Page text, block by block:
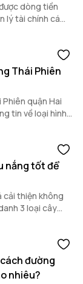
dòng tiền
lý tài chính cá
Thái Phiên
quận Hai
tin về loại hình
nắng tốt để
cải thiện không
3 loại cây
đường
nhiêu?